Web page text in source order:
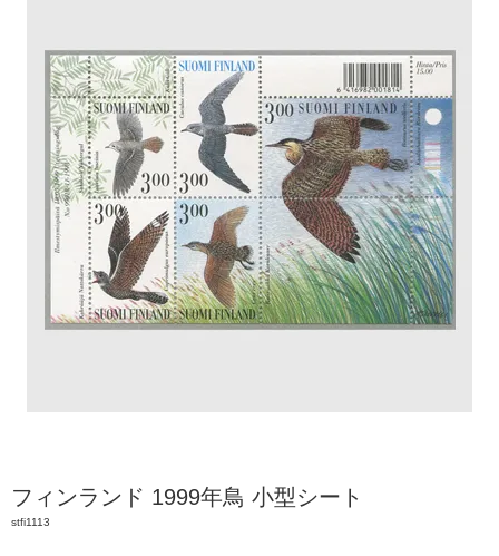
フィンランド 1999年鳥 小型シート
stfi1113